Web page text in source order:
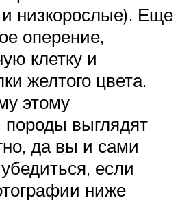
низкорослые). Еще
оперение,
клетку и
желтого цвета.
этому
породы выглядят
да вы и сами
если
ниже